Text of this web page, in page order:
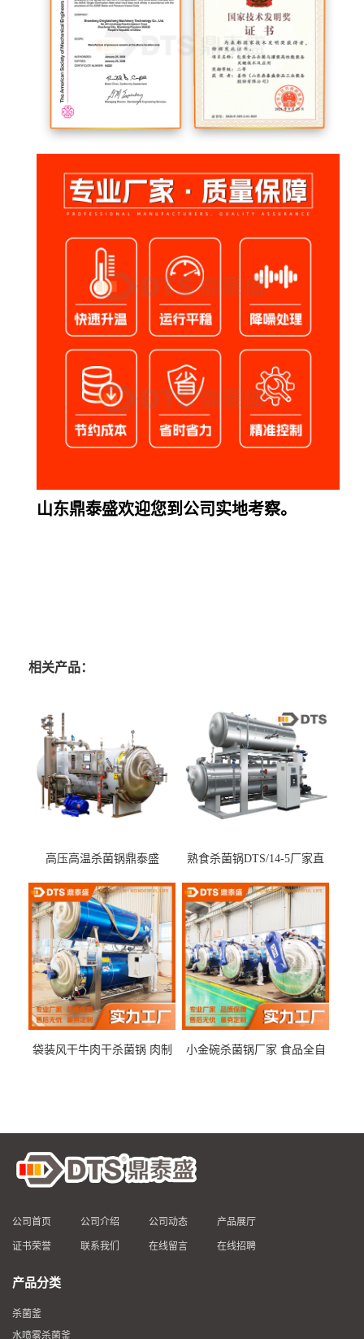
山东鼎泰盛欢迎您到公司实地考察。
相关产品：
高压高温杀菌锅鼎泰盛
熟食杀菌锅DTS/14-5厂家直
袋装风干牛肉干杀菌锅 肉制
小金碗杀菌锅厂家 食品全自
公司首页 公司介绍 公司动态 产品展厅
证书荣誉 联系我们 在线留言 在线招聘
产品分类
杀菌釜
水喷雾杀菌釜